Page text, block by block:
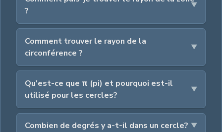
?
Comment trouver le rayon de la
circonférence ?
Qu'est-ce que π (pi) et pourquoi est-il
utilisé pour les cercles?
Combien de degrés y a-t-il dans un cercle?